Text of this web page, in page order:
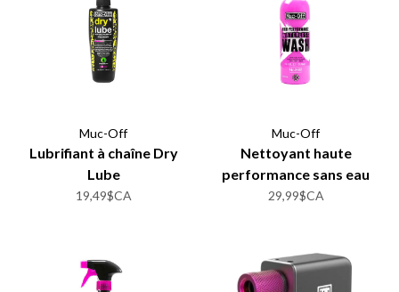
Muc-Off
Lubrifiant à chaîne Dry
Lube
19,49$CA
Muc-Off
Nettoyant haute
performance sans eau
29,99$CA